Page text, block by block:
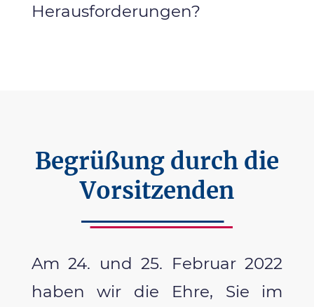
Herausforderungen?
Begrüßung durch die
Vorsitzenden
Am 24. und 25. Februar 2022
haben wir die Ehre, Sie im